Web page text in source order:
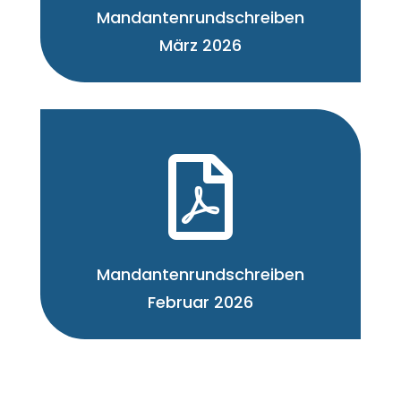
Mandantenrundschreiben
März 2026

Mandantenrundschreiben
Februar 2026